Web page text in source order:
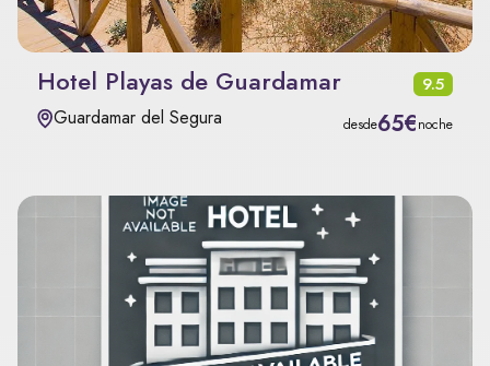
Hotel Playas de Guardamar 9.5
Guardamar del Segura desde65€noche